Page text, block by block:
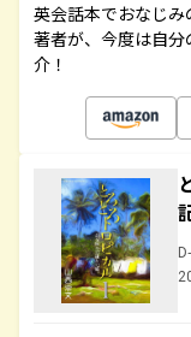
英会話本でおなじ
著者が、今度は自
介！